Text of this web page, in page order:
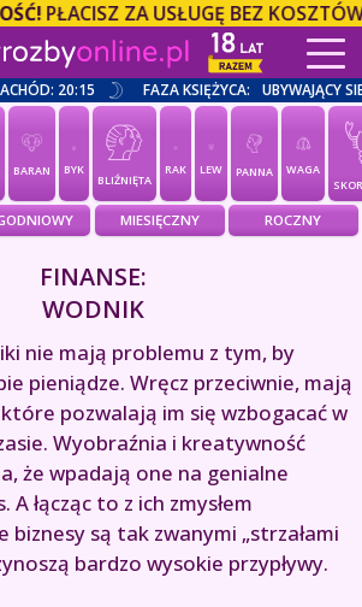
PŁACISZ ZA USŁUGĘ BEZ KOSZTÓW
20:15 FAZA KSIĘŻYCA: UBYWAJĄCY
BARAN BYK
BLIŹNIĘTA
RAK LEW PANNA
WAGA
MIESIĘCZNY ROCZNY
FINANSE:
WODNIK
nie mają problemu z tym, by
pieniądze. Wręcz przeciwnie, mają
pozwalają im się wzbogacać w
Wyobraźnia i kreatywność
że wpadają one na genialne
A łącząc to z ich zmysłem
biznesy są tak zwanymi „strzałami
bardzo wysokie przypływy.